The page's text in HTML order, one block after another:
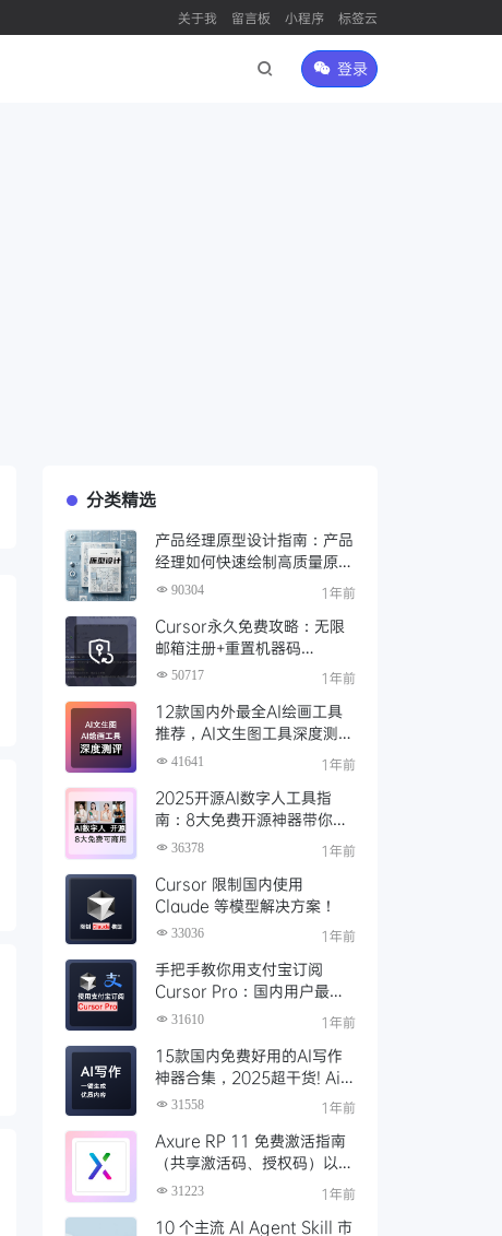
关于我 留言板 小程序 标签云
登录
分类精选
产品经理原型设计指南：产品
经理如何快速绘制高质量原
型？（附步骤与资源）
90304 1年前
Cursor永久免费攻略：无限
邮箱注册+重置机器码
+Cursor试用期重置工具实现
50717 1年前
12款国内外最全AI绘画工具
推荐，AI文生图工具深度测评
与场景化对比
41641 1年前
2025开源AI数字人工具指
南：8大免费开源神器带你免
费解锁可商用的AI数字人
36378 1年前
Cursor 限制国内使用
Claude 等模型解决方案！
33036 1年前
手把手教你用支付宝订阅
Cursor Pro：国内用户最全
开通教程（附取消自动扣费）
31610 1年前
15款国内免费好用的AI写作
神器合集，2025超干货! Ai
写作工具推荐，支持论文长文
31558 1年前
Axure RP 11 免费激活指南
（共享激活码、授权码）以及
永久激活方法分享
31223 1年前
10 个主流 AI Agent Skill 市